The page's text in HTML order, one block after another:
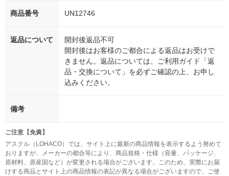
商品番号 UN12746
返品について
開封後返品不可
開封後はお客様のご都合による返品はお受けで
きません。返品については、ご利用ガイド「返
品・交換について」を必ずご確認の上、お申し
込みください。
備考
ご注意【免責】
アスクル（LOHACO）では、サイト上に最新の商品情報を表示するよう努めて
おりますが、メーカーの都合等により、商品規格・仕様（容量、パッケージ、
原材料、原産国など）が変更される場合がございます。このため、実際にお届
けする商品とサイト上の商品情報の表記が異なる場合がございますので、ご使